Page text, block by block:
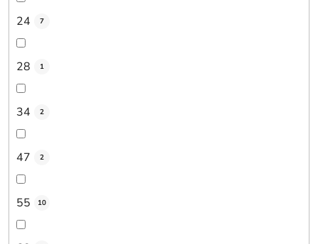
24 7
28 1
34 2
47 2
55 10